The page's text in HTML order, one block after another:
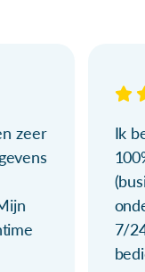
zeer
Ik
7/